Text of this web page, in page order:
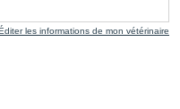
les informations de mon vétérinaire